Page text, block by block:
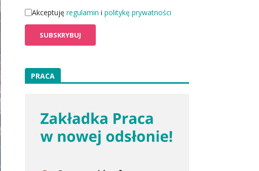
Akceptuję regulamin i politykę prywatności
PRACA